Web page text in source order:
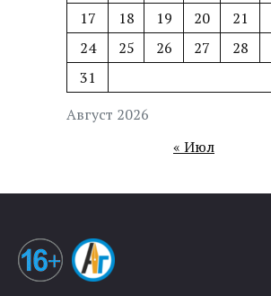
Август 2026
17
18 19 20 21
24
25 26 27 28
31
« Июл